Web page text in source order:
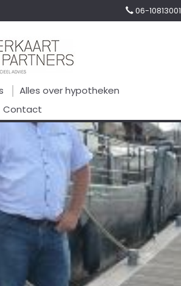
06-10813001
Alles over hypotheken
Contact